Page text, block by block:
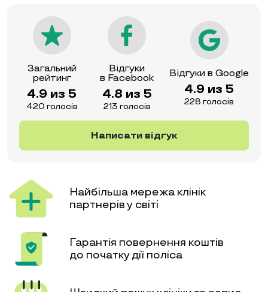
Загальний
рейтинг
4.9 из 5
420 голосів
Відгуки
в Facebook
4.8 из 5
213 голосів
Відгуки в Google
4.9 из 5
228 голосів
Написати відгук
Найбільша мережа клінік
партнерів у світі
Гарантія повернення коштів
до початку дії поліса